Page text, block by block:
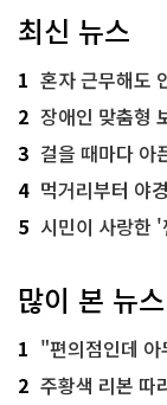
최신 뉴스
1 혼자 근무해도
2 장애인 맞춤형
3 걸을 때마다 아픈
4 먹거리부터 야
5 시민이 사랑한 '
많이 본 뉴스
1 "편의점인데 아무
2 주황색 리본 따라